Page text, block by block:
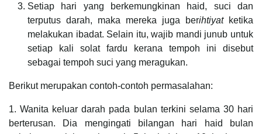
Setiap hari yang berkemungkinan haid, suci dan
terputus darah, maka mereka juga berihtiyatketika
melakukan ibadat. Selain itu, wajib mandi junub untuk
setiap kali solat fardu kerana tempoh ini disebut
sebagai tempoh suci yang meragukan.
Berikut merupakan contoh-contoh permasalahan:
1. Wanita keluar darah pada bulan terkini selama 30 hari
berterusan. Dia mengingati bilangan hari haid bulan